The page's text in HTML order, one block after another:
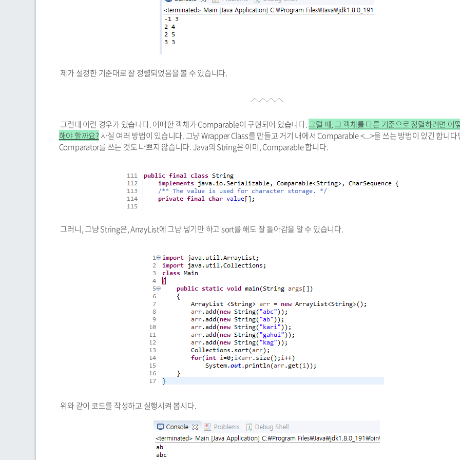
제가 설정한 기준대로 잘 정렬되었음을 볼 수 있습니다.
그런데 이런 경우가 있습니다. 어떠한 객체가 Comparable이 구현되어 있습니다.그럴 때, 그 객체를 다른 기준으로 정렬하려면 어
해야 할까요? 사실 여러 방법이 있습니다. 그냥 Wrapper Class를 만들고 거기 내에서 Comparable <...>을 쓰는 방법이 있긴 합니다
Comparator를 쓰는 것도 나쁘지 않습니다. Java의 String은 이미, Comparable 합니다.
그러니, 그냥 String은, ArrayList에 그냥 넣기만 하고 sort를 해도 잘 돌아감을 알 수 있습니다.
위와 같이 코드를 작성하고 실행시켜 봅시다.